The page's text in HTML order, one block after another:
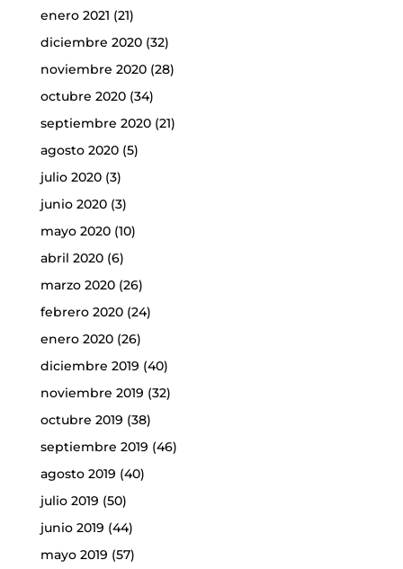
enero 2021 (21)
diciembre 2020(32)
noviembre 2020(28)
octubre 2020(34)
septiembre 2020(21)
agosto 2020(5)
julio 2020(3)
junio 2020(3)
mayo 2020(10)
abril 2020(6)
marzo 2020(26)
febrero 2020(24)
enero 2020(26)
diciembre 2019 (40)
noviembre 2019 (32)
octubre 2019 (38)
septiembre 2019 (46)
agosto 2019 (40)
julio 2019 (50)
junio 2019 (44)
mayo 2019 (57)